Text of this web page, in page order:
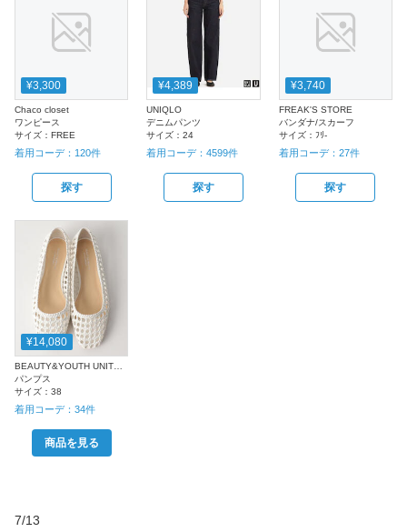
¥3,300
Chaco closet
ワンピース
サイズ： FREE
着用コーデ： 120件
探す
¥4,389
UNIQLO
デニムパンツ
サイズ：24
着用コーデ：4599件
探す
¥3,740
FREAK'S STORE
バンダナ/スカーフ
サイズ： ﾌﾘ-
着用コーデ： 27件
探す
¥14,080
パンプス
サイズ： 38
着用コーデ： 34件
商品を見る
7/13